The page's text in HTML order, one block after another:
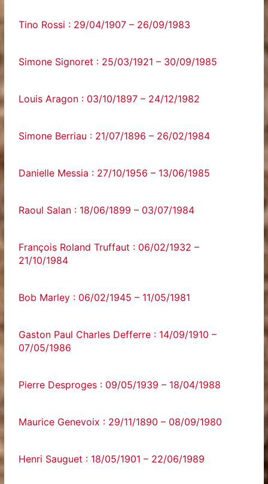
Tino Rossi : 29/04/1907 – 26/09/1983
Simone Signoret : 25/03/1921 – 30/09/1985
Louis Aragon : 03/10/1897 – 24/12/1982
Simone Berriau : 21/07/1896 – 26/02/1984
Danielle Messia : 27/10/1956 – 13/06/1985
Raoul Salan : 18/06/1899 – 03/07/1984
François Roland Truffaut : 06/02/1932 –
21/10/1984
Bob Marley : 06/02/1945 – 11/05/1981
Gaston Paul Charles Defferre : 14/09/1910 –
07/05/1986
Pierre Desproges : 09/05/1939 – 18/04/1988
Maurice Genevoix : 29/11/1890 – 08/09/1980
Henri Sauguet : 18/05/1901 – 22/06/1989